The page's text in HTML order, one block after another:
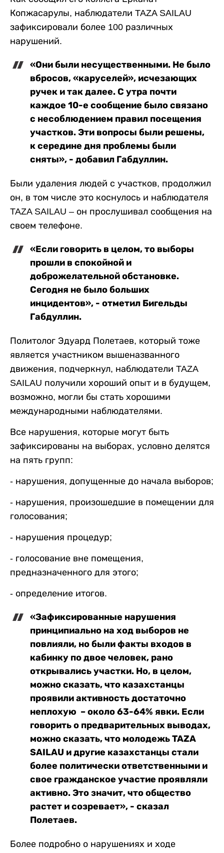
Копжасарулы, наблюдатели TAZA SAILAU
зафиксировали более 100 различных
нарушений.
«Они были несущественными. Не было
вбросов, «каруселей», исчезающих
ручек и так далее. С утра почти
каждое 10-е сообщение было связано
с несоблюдением правил посещения
участков. Эти вопросы были решены,
к середине дня проблемы были
сняты», - добавил Габдуллин.
Были удаления людей с участков, продолжил
он, в том числе это коснулось и наблюдателя
TAZA SAILAU – он прослушивал сообщения на
своем телефоне.
«Если говорить в целом, то выборы
прошли в спокойной и
доброжелательной обстановке.
Сегодня не было больших
инцидентов», - отметил Бигельды
Габдуллин.
Политолог Эдуард Полетаев, который тоже
является участником вышеназванного
движения, подчеркнул, наблюдатели TAZA
SAILAU получили хороший опыт и в будущем,
возможно, могли бы стать хорошими
международными наблюдателями.
Все нарушения, которые могут быть
зафиксированы на выборах, условно делятся
на пять групп:
- нарушения, допущенные до начала выборов;
- нарушения, произошедшие в помещении для
голосования;
- нарушения процедур;
- голосование вне помещения,
предназначенного для этого;
- определение итогов.
«Зафиксированные нарушения
принципиально на ход выборов не
повлияли, но были факты входов в
кабинку по двое человек, рано
открывались участки. Но, в целом,
можно сказать, что казахстанцы
проявили активность достаточно
неплохую – около 63-64% явки. Если
говорить о предварительных выводах,
можно сказать, что молодежь TAZA
SAILAU и другие казахстанцы стали
более политически ответственными и
свое гражданское участие проявляли
активно. Это значит, что общество
растет и созревает», - сказал
Полетаев.
Более подробно о нарушениях и ходе